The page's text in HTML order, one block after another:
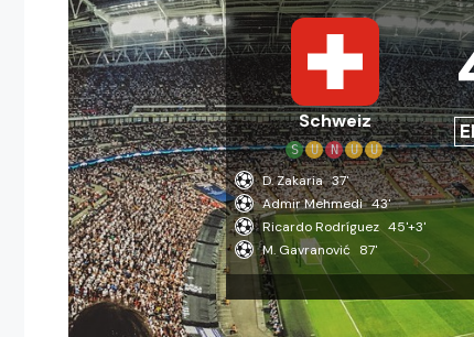
Schweiz
S U N U U
D. Zakaria 37'
Admir Mehmedi 43'
Ricardo Rodríguez 45'+3'
M. Gavranović 87'